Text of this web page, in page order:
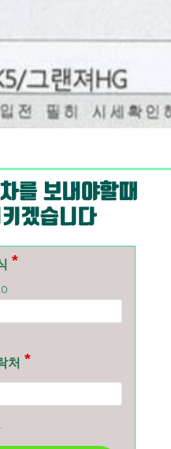
를 보내야할때
겠습니다
처